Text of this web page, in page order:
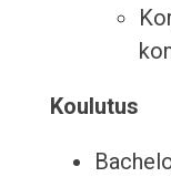
Koulutus